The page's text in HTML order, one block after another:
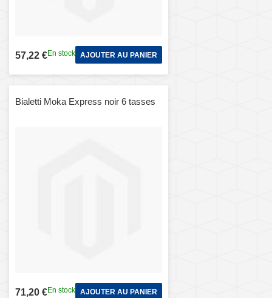
57,22 €En stock AJOUTER AU PANIER
Bialetti Moka Express noir 6 tasses
71,20 €En stock AJOUTER AU PANIER